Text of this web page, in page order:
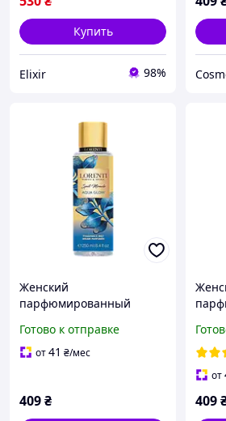
Купить
Elixir 98%
Женский
парфюмированный
Lorenti "Aqua Glow" 250
мл
Готово к отправке
от41 ₴/мес
409₴
мл
от
409